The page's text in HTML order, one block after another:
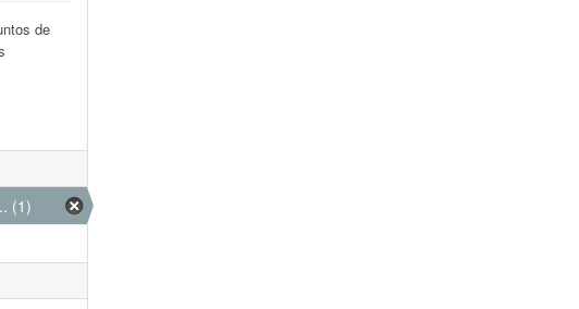
de
(1)